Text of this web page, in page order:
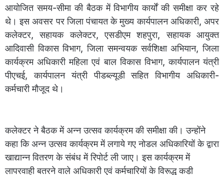
आयोजित समय-सीमा की बैठक में विभागीय कार्याें की समीक्षा कर रहे
थे। इस अवसर पर जिला पंचायत के मुख्य कार्यपालन अधिकारी, अपर
कलेक्टर, सहायक कलेक्टर, एसडीएम शहपुरा, सहायक आयुक्त
आदिवासी विकास विभाग, जिला समन्वयक सर्वशिक्षा अभियान, जिला
कार्यक्रम अधिकारी महिला एवं बाल विकास विभाग, कार्यपालन यंत्री
पीएचई, कार्यपालन यंत्री पीडब्ल्यूडी सहित विभागीय अधिकारी-
कर्मचारी मौजूद थे।
कलेक्टर ने बैठक में अन्न उत्सव कार्यक्रम की समीक्षा की। उन्होंने
कहा कि अन्न उत्सव कार्यक्रम में लगाये गए नोडल अधिकारियों के द्वारा
खाद्यान्न वितरण के संबंध में रिपोर्ट ली जाए। इस कार्यक्रम में
लापरवाही बतरने वाले अधिकारी एवं कर्मचारियों के विरूद्ध कडी